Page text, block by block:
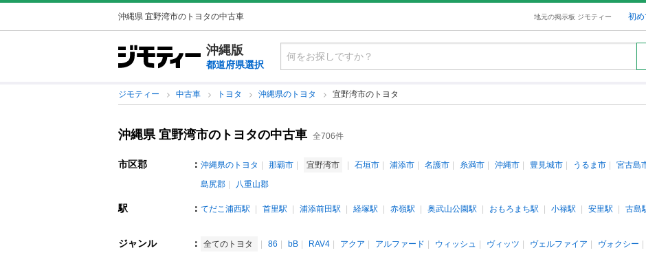
沖縄県 宜野湾市のトヨタの中古車 地元の掲示板 ジモティー 初
沖縄版
都道府県選択
ジモティー 中古車 トヨタ 沖縄県のトヨタ 宜野湾市のトヨタ
沖縄県 宜野湾市のトヨタの中古車 全706件
市区郡 ： 沖縄県のトヨタ 那覇市 宜野湾市 石垣市 浦添市 名護市 糸満市 沖縄市 豊見城市 うるま市 宮古島
島尻郡
八重山郡
駅 ： てだこ浦西駅 首里駅 浦添前田駅 経塚駅 赤嶺駅 奥武山公園駅 おもろまち駅 小禄駅 安里駅
古島
ジャンル ： 全てのトヨタ 86 bB RAV4 アクア アルファード ウィッシュ ヴィッツ ヴェルファイア ヴォクシー